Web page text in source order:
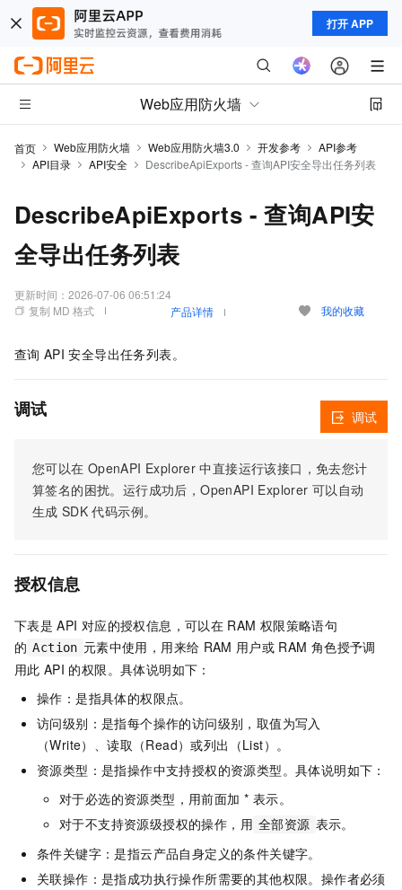
打开 APP
Web应用防火墙
首页 Web应用防火墙 Web应用防火墙3.0 开发参考
API参考
API目录
API安全 DescribeApiExports - 查询API安全导出任务列表
DescribeApiExports - 查询API安
全导出任务列表
更新时间： 2026-07-06 06:51:24
复制 MD 格式
产品详情 我的收藏
查询 API 安全导出任务列表。
调试
您可以在 OpenAPI Explorer 中直接运行该接口，免去您计
算签名的困扰。运行成功后，OpenAPI Explorer 可以自动
生成 SDK 代码示例。
调试
授权信息
下表是 API 对应的授权信息，可以在 RAM 权限策略语句
的 Action 元素中使用，用来给 RAM 用户或 RAM 角色授予调
用此 API 的权限。具体说明如下：
操作：是指具体的权限点。
访问级别：是指每个操作的访问级别，取值为写入
（Write）、读取（Read）或列出（List）。
资源类型：是指操作中支持授权的资源类型。具体说明如下：
对于必选的资源类型，用前面加 * 表示。
对于不支持资源级授权的操作，用 全部资源 表示。
条件关键字：是指云产品自身定义的条件关键字。
关联操作：是指成功执行操作所需要的其他权限。操作者必须